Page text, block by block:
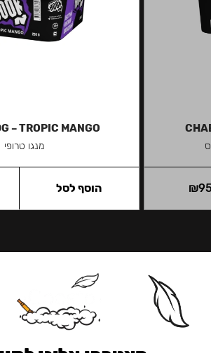
₪
– TROPIC MANGO
מנגו טרופי
הוסף לסל